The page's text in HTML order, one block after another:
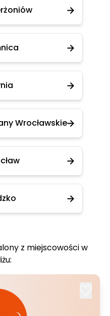
Wrocławskie
z miejscowości w